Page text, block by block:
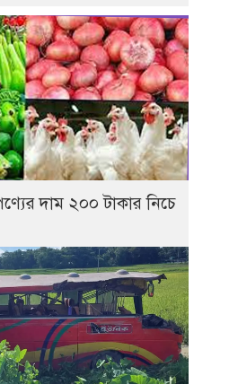
দাম ২০০ টাকার নিচে